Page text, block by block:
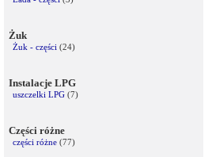
Żuk
Żuk - części (24)
Instalacje LPG
uszczelki LPG (7)
Części różne
części różne (77)